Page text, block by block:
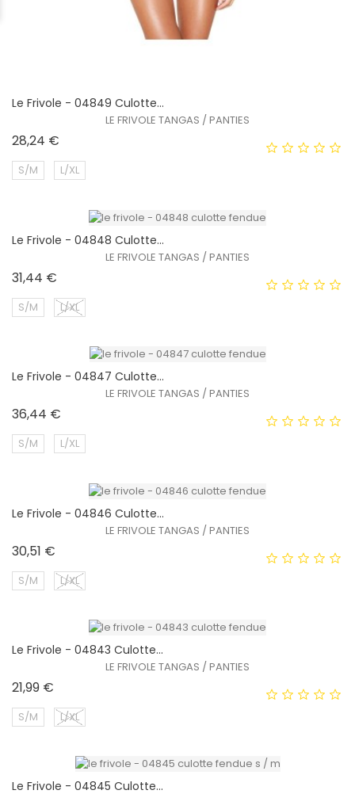
Le Frivole - 04849 Culotte...
LE FRIVOLE TANGAS / PANTIES
28,24 €
S/M L/XL
EXCLUSIVITÉ WEB !
Le Frivole - 04848 Culotte...
LE FRIVOLE TANGAS / PANTIES
31,44 €
S/M L/XL
EXCLUSIVITÉ WEB !
Le Frivole - 04847 Culotte...
LE FRIVOLE TANGAS / PANTIES
36,44 €
S/M L/XL
EXCLUSIVITÉ WEB !
Le Frivole - 04846 Culotte...
LE FRIVOLE TANGAS / PANTIES
30,51 €
S/M L/XL
Le Frivole - 04843 Culotte...
LE FRIVOLE TANGAS / PANTIES
21,99 €
S/M L/XL
Le Frivole - 04845 Culotte...